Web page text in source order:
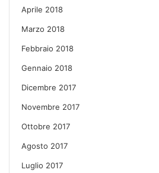
Aprile 2018
Marzo 2018
Febbraio 2018
Gennaio 2018
Dicembre 2017
Novembre 2017
Ottobre 2017
Agosto 2017
Luglio 2017